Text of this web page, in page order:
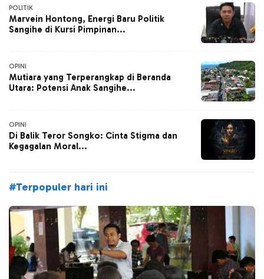
POLITIK
Marvein Hontong, Energi Baru Politik
Sangihe di Kursi Pimpinan...
OPINI
Mutiara yang Terperangkap di Beranda
Utara: Potensi Anak Sangihe...
OPINI
Di Balik Teror Songko: Cinta Stigma dan
Kegagalan Moral...
#Terpopuler hari ini